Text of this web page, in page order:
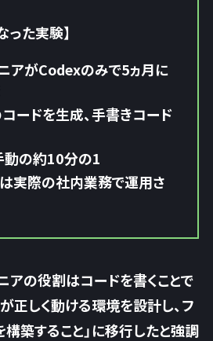
った実験】
アがCodexのみで5ヵ月に
ードを生成、手書きコード
動の約10分の1
実際の社内業務で運用さ
アの役割はコードを書くことで
正しく動ける環境を設計し、フ
築すること」に移行したと強調